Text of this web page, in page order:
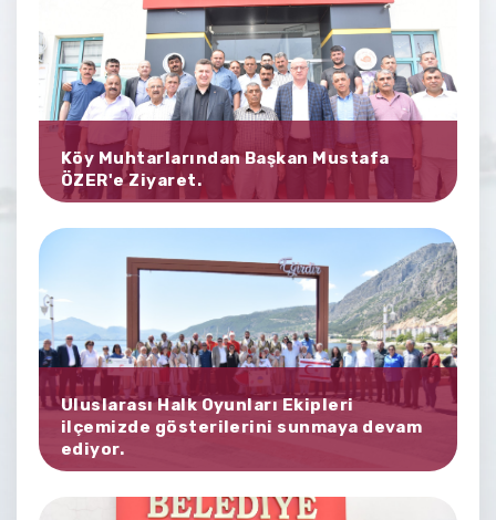
Köy Muhtarlarından Başkan Mustafa
ÖZER'e Ziyaret.
Uluslarası Halk Oyunları Ekipleri
ilçemizde gösterilerini sunmaya devam
ediyor.